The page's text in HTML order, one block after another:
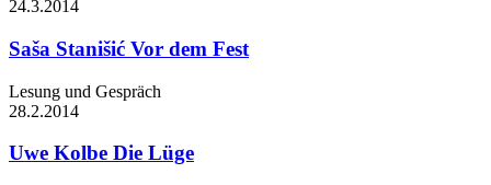
24.3.2014
Saša Stanišić Vor dem Fest
Lesung und Gespräch
28.2.2014
Uwe Kolbe Die Lüge